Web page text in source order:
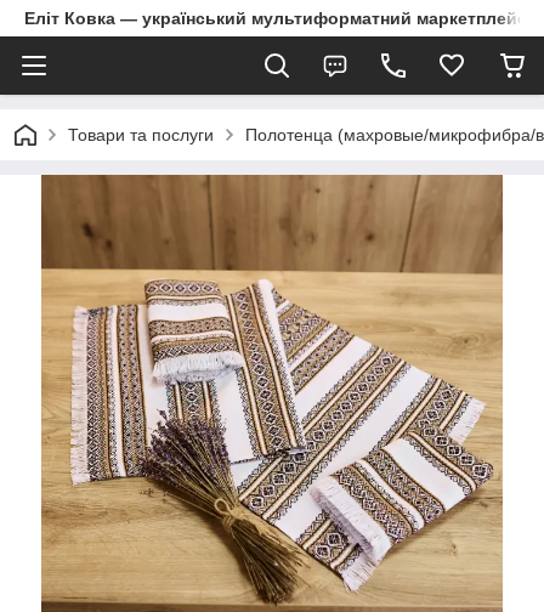
Еліт Ковка — український мультиформатний маркетплейс
Товари та послуги Полотенца (махровые/